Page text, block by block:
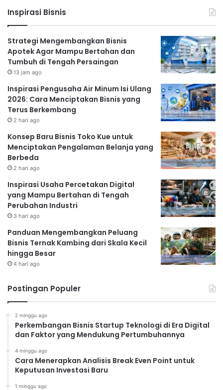
Inspirasi Bisnis
Strategi Mengembangkan Bisnis
Apotek Agar Mampu Bertahan dan
Tumbuh di Tengah Persaingan
13 jam ago
Inspirasi Pengusaha Air Minum Isi Ulang
2026: Cara Menciptakan Bisnis yang
Terus Berkembang
2 hari ago
Konsep Baru Bisnis Toko Kue untuk
Menciptakan Pengalaman Belanja yang
Berbeda
2 hari ago
Inspirasi Usaha Percetakan Digital
yang Mampu Bertahan di Tengah
Perubahan Industri
3 hari ago
Panduan Mengembangkan Peluang
Bisnis Ternak Kambing dari Skala Kecil
hingga Besar
4 hari ago
Postingan Populer
2 minggu ago
Perkembangan Bisnis Startup Teknologi di Era Digital
dan Faktor yang Mendukung Pertumbuhannya
4 minggu ago
Cara Menerapkan Analisis Break Even Point untuk
Keputusan Investasi Baru
1 minggu ago